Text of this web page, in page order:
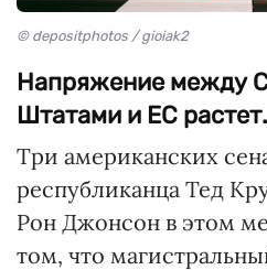
© depositphotos / gioiak2
Напряжение между
Штатами и ЕС растет.
Три американских
республиканца Тед
Рон Джонсон в этом
том, что